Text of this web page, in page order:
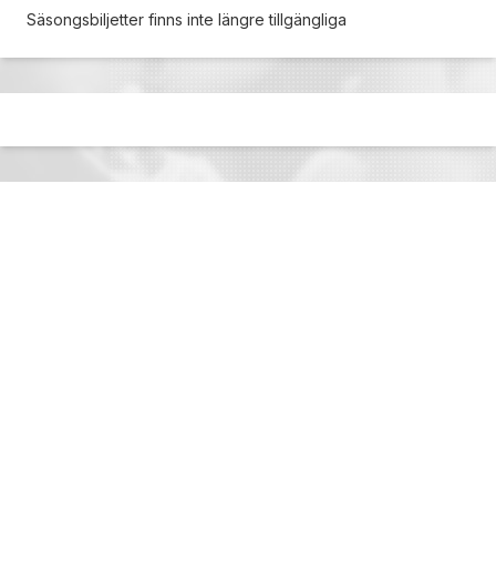
Säsongsbiljetter finns inte längre tillgängliga